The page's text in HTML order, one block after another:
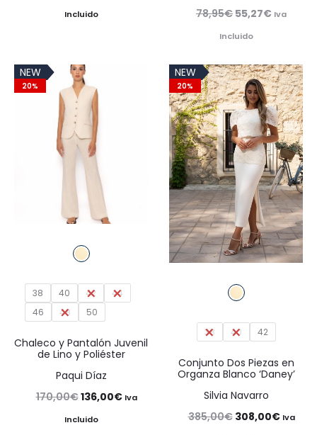
precio
29,95€.
Incluido
78,95€ El
precio
era:
78,95€.
55,27€ El
es:
55,27€.
Iva
Incluido
NEW
20%
38 40 42
44
46
48 50
Chaleco y Pantalón Juvenil
de Lino y Poliéster
Paqui Díaz
170,00€El
precio
136,00€ElIva
Incluido
NEW
20%
38 40 42
Conjunto Dos Piezas en
Organza Blanco ‘Daney’
Silvia Navarro
385,00€ El
308,00€ElIva